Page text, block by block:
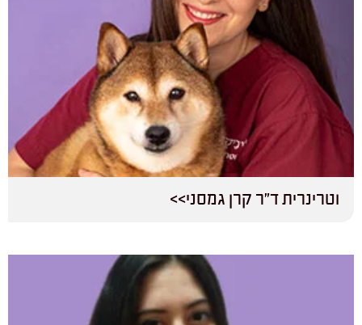
וטרינרית ד”ר קרן גמסני>>